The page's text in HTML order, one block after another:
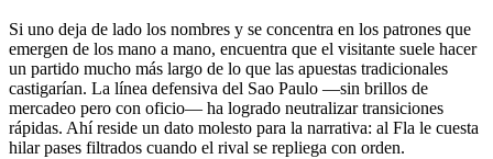
Si uno deja de lado los nombres y se concentra en los patrones que
emergen de los mano a mano, encuentra que el visitante suele hacer
un partido mucho más largo de lo que las apuestas tradicionales
castigarían. La línea defensiva del Sao Paulo —sin brillos de
mercadeo pero con oficio— ha logrado neutralizar transiciones
rápidas. Ahí reside un dato molesto para la narrativa: al Fla le cuesta
hilar pases filtrados cuando el rival se repliega con orden.